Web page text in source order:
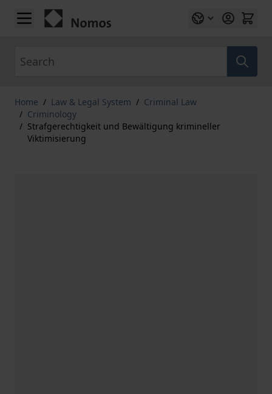
Skip to Content
Home / Law & Legal System / Criminal Law
/ Criminology
/ Strafgerechtigkeit und Bewältigung krimineller
Viktimisierung